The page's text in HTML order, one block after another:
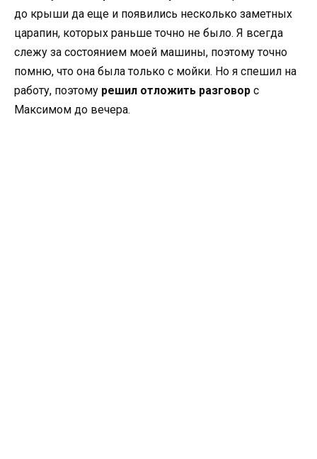
до крыши да еще и появились несколько заметных
царапин, которых раньше точно не было. Я всегда
слежу за состоянием моей машины, поэтому точно
помню, что она была только с мойки. Но я спешил на
работу, поэтому решил отложить разговор с
Максимом до вечера.